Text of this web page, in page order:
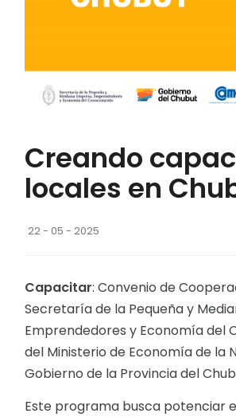
Creando
locales en
22 - 05 - 2025
Capacitar: Convenio de
Secretaría de la Pequeña y
Emprendedores y Economía del
del Ministerio de Economía de la
Gobierno de la Provincia del
Este programa busca potenciar